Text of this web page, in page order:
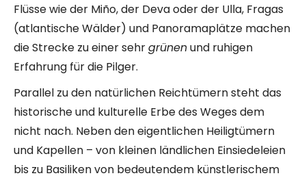
Flüsse wie der Miño, der Deva oder der Ulla, Fragas
(atlantische Wälder) und Panoramaplätze machen
die Strecke zu einer sehrgrünenund ruhigen
Erfahrung für die Pilger.
Parallel zu den natürlichen Reichtümern steht das
historische und kulturelle Erbe des Weges dem
nicht nach. Neben den eigentlichen Heiligtümern
und Kapellen – von kleinen ländlichen Einsiedeleien
bis zu Basiliken von bedeutendem künstlerischem